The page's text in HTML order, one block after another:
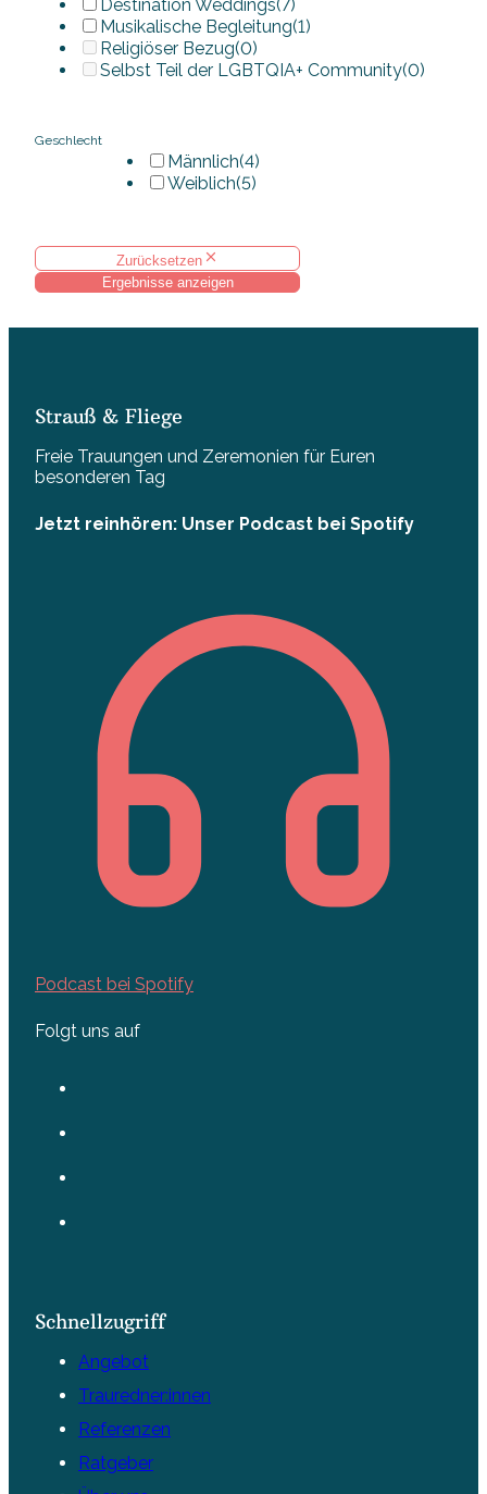
Destination Weddings(7)
Musikalische Begleitung(1)
Religiöser Bezug(0)
Selbst Teil der LGBTQIA+ Community(0)
Geschlecht
Männlich(4)
Weiblich(5)
Zurücksetzen
Ergebnisse anzeigen
Strauß & Fliege
Freie Trauungen und Zeremonien für Euren
besonderen Tag
Jetzt reinhören: Unser Podcast bei Spotify
Podcast bei Spotify
Folgt uns auf
Schnellzugriff
Angebot
Trauredner:innen
Referenzen
Ratgeber